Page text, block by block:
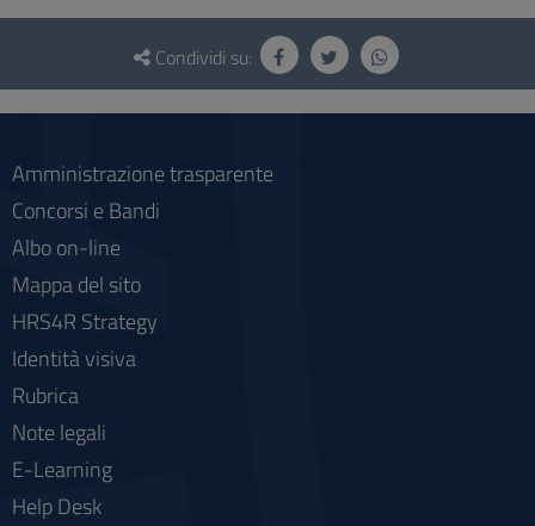
Questionario
social
Condividi su:
Amministrazione trasparente
Concorsi e Bandi
Albo on-line
Mappa del sito
HRS4R Strategy
Identità visiva
Rubrica
Note legali
E-Learning
Help Desk